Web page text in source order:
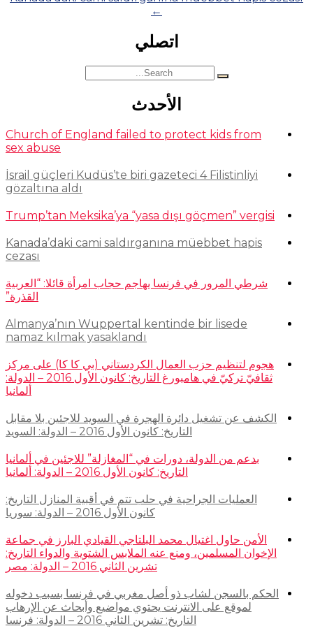
←
اتصلي
Search
for:
الأحدث
Church of England failed to protect kids from
sex abuse
İsrail güçleri Kudüs’te biri gazeteci 4 Filistinliyi
gözaltına aldı
Trump’tan Meksika’ya “yasa dışı göçmen” vergisi
Kanada’daki cami saldırganına müebbet hapis
cezası
شرطي المرور في فرنسا يهاجم حجاب امرأة قائلا: “العربية
القذرة”
Almanya’nın Wuppertal kentinde bir lisede
namaz kılmak yasaklandı
هجوم لتنظيم حزب العمال الكردستاني (بي كا كا) على مركز
ثقافيّ تركيّ في هامبورغ التاريخ: كانون الأول 2016 – الدولة:
ألمانيا
الكشف عن تشغيل دائرة الهجرة في السويد للاجئين بلا مقابل
التاريخ: كانون الأول 2016 – الدولة: السويد
بدعم من الدولة، دورات في “المغازلة” للاجئين في ألمانيا
التاريخ: كانون الأول 2016 – الدولة: ألمانيا
العمليات الجراحية في حلب تتم في أقبية المنازل التاريخ:
كانون الأول 2016 – الدولة: سوريا
الأمن حاول اغتيال محمد البلتاجي القيادي البارز في جماعة
الإخوان المسلمين، ومنع عنه الملابس الشتوية والدواء التاريخ:
تشرين الثاني 2016 – الدولة: مصر
الحكم بالسجن لشاب ذو أصل مغربي في فرنسا بسبب دخوله
لموقع على الانترنت يحتوي مواضيع وأبحاث عن الإرهاب
التاريخ: تشرين الثاني 2016 – الدولة: فرنسا